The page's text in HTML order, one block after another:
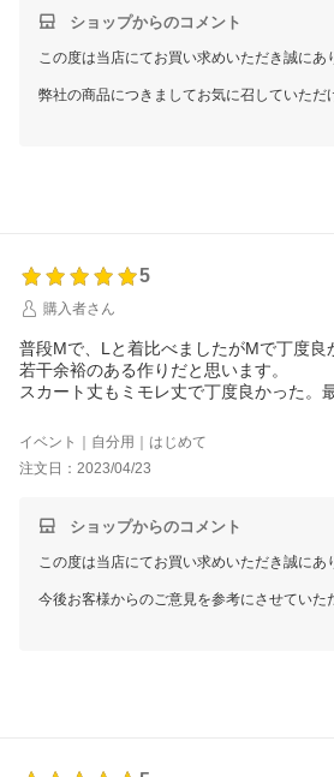
お値段以上の買い物ができたと思います。
ショップからのコメント
この度は当店にてお買い求めいただき誠にあ
弊社の商品につきましてお気に召していただ
また何かございましたらお声をお聞かせい
また機会がございましたら、GIRLをどうぞ
す。
5
購入者さん
普段Mで、Lと着比べましたがMで丁度良
若干余裕のある作りだと思います。
スカート丈もミモレ丈で丁度良かった。
てるみたいでこのくらいの丈で気に入る
ったので…。
思ったより柔らかい生地でスルスルして
ンがほどけやすいかもしれません。
イベント｜自分用｜はじめて
注文日：2023/04/23
ショップからのコメント
この度は当店にてお買い求めいただき誠にあ
今後お客様からのご意見を参考にさせていた
用いただけるようなタイプの商品作りが出
ドレスショップGIRLでは、これからも少し